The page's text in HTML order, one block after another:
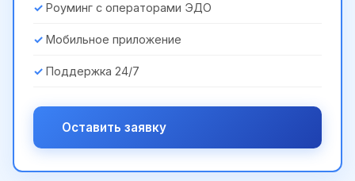
Роуминг с операторами ЭДО
Мобильное приложение
Поддержка 24/7
Оставить заявку